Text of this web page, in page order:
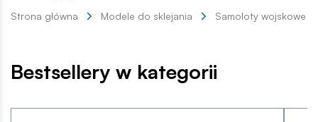
Strona główna Modele do sklejania Samoloty wojskowe
Bestsellery w kategorii